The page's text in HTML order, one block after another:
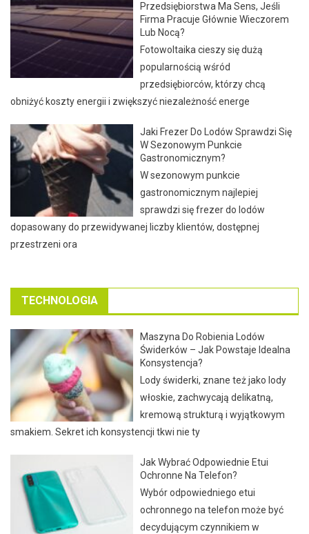
Przedsiębiorstwa Ma Sens, Jeśli
Firma Pracuje Głównie Wieczorem
Lub Nocą?
Fotowoltaika cieszy się dużą
popularnością wśród
przedsiębiorców, którzy chcą
obniżyć koszty energii i zwiększyć niezależność energe
Jaki Frezer Do Lodów Sprawdzi Się
W Sezonowym Punkcie
Gastronomicznym?
W sezonowym punkcie
gastronomicznym najlepiej
sprawdzi się frezer do lodów
dopasowany do przewidywanej liczby klientów, dostępnej
przestrzeni ora
TECHNOLOGIA
Maszyna Do Robienia Lodów
Świderków – Jak Powstaje Idealna
Konsystencja?
Lody świderki, znane też jako lody
włoskie, zachwycają delikatną,
kremową strukturą i wyjątkowym
smakiem. Sekret ich konsystencji tkwi nie ty
Jak Wybrać Odpowiednie Etui
Ochronne Na Telefon?
Wybór odpowiedniego etui
ochronnego na telefon może być
decydującym czynnikiem w